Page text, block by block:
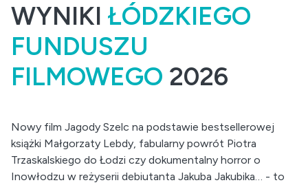
WYNIKI ŁÓDZKIEGO
FUNDUSZU
FILMOWEGO 2026
Nowy film Jagody Szelc na podstawie bestsellerowej
książki Małgorzaty Lebdy, fabularny powrót Piotra
Trzaskalskiego do Łodzi czy dokumentalny horror o
Inowłodzu w reżyserii debiutanta Jakuba Jakubika… - to